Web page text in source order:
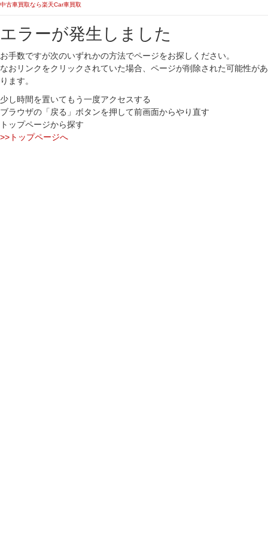
中古車買取なら楽天Car車買取
エラーが発生しました
お手数ですが次のいずれかの方法でページをお探しください。
なおリンクをクリックされていた場合、ページが削除された可能性があ
ります。
少し時間を置いてもう一度アクセスする
ブラウザの「戻る」ボタンを押して前画面からやり直す
トップページから探す
>>トップページへ